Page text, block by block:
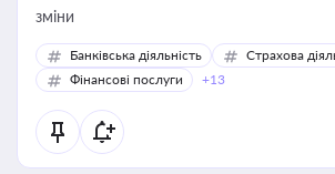
зміни
Банківська діяльність
Страхова
Фінансові послуги
+13